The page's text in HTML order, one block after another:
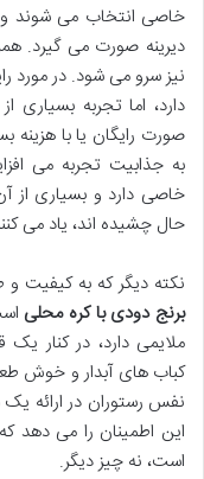
خاصی انتخاب می شوند و
دیرینه صورت می گیرد.
نیز سرو می شود. در مورد
دارد، اما تجربه بسیاری
صورت رایگان یا با هزینه
به جذابیت تجربه می
خاصی دارد و بسیاری از
حال چشیده اند، یاد می
نکته دیگر که به کیفیت
برنج دودی با کره محلی
ملایمی دارد، در کنار
کباب های آبدار و خوش
نفس رستوران در ارائه
این اطمینان را می دهد
است، نه چیز دیگر.